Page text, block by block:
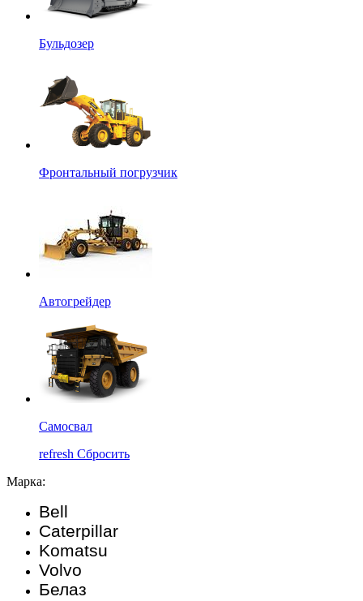
Бульдозер
Фронтальный погрузчик
Автогрейдер
Самосвал
refresh Сбросить
Марка:
Bell
Caterpillar
Komatsu
Volvo
Белаз